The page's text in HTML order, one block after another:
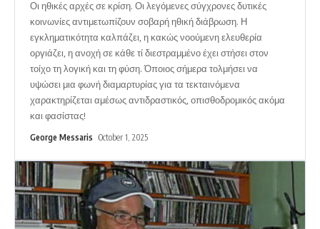
Οι ηθικές αρχές σε κρίση. Οι λεγόμενες σύγχρονες δυτικές
κοινωνίες αντιμετωπίζουν σοβαρή ηθική διάβρωση. Η
εγκληματικότητα καλπάζει, η κακώς νοούμενη ελευθερία
οργιάζει, η ανοχή σε κάθε τί διεστραμμένο έχει στήσει στον
τοίχο τη λογική και τη φύση. Όποιος σήμερα τολμήσει να
υψώσει μια φωνή διαμαρτυρίας για τα τεκταινόμενα
χαρακτηρίζεται αμέσως αντιδραστικός, οπισθοδρομικός ακόμα
και φασίστας!
George Messaris October 1, 2025